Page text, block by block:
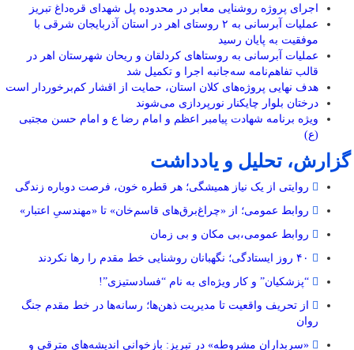
اجرای پروژه روشنایی معابر در محدوده پل شهدای قره‌داغ تبریز
عملیات آبرسانی به ۲ روستای اهر در استان آذربایجان شرقی با
موفقیت به پایان رسید
عملیات آبرسانی به روستاهای کردلقان و ریحان شهرستان اهر در
قالب تفاهم‌نامه سه‌جانبه اجرا و تکمیل شد
هدف نهایی پروژه‌های کلان استان، حمایت از اقشار کم‌برخوردار است
درختان بلوار چایکنار نورپردازی می‌شوند
ویژه برنامه شهادت پیامبر اعظم و امام رضا ع و امام حسن مجتبی
(ع)
گزارش، تحلیل و یادداشت
روایتی از یک نیاز همیشگی؛ هر قطره خون، فرصت دوباره زندگی
روابط عمومی؛ از «چراغ‌برق‌های قاسم‌خان» تا «مهندسیِ اعتبار»
روابط عمومی،بی مکان و بی زمان
“پزشکیان” و کار ویژه‌ای به نام “فسادستیزی”!
از تحریف واقعیت تا مدیریت ذهن‌ها؛ رسانه‌ها در خط مقدم جنگ
روان
«سربداران مشروطه» در تبریز: بازخوانی اندیشه‌های مترقی و